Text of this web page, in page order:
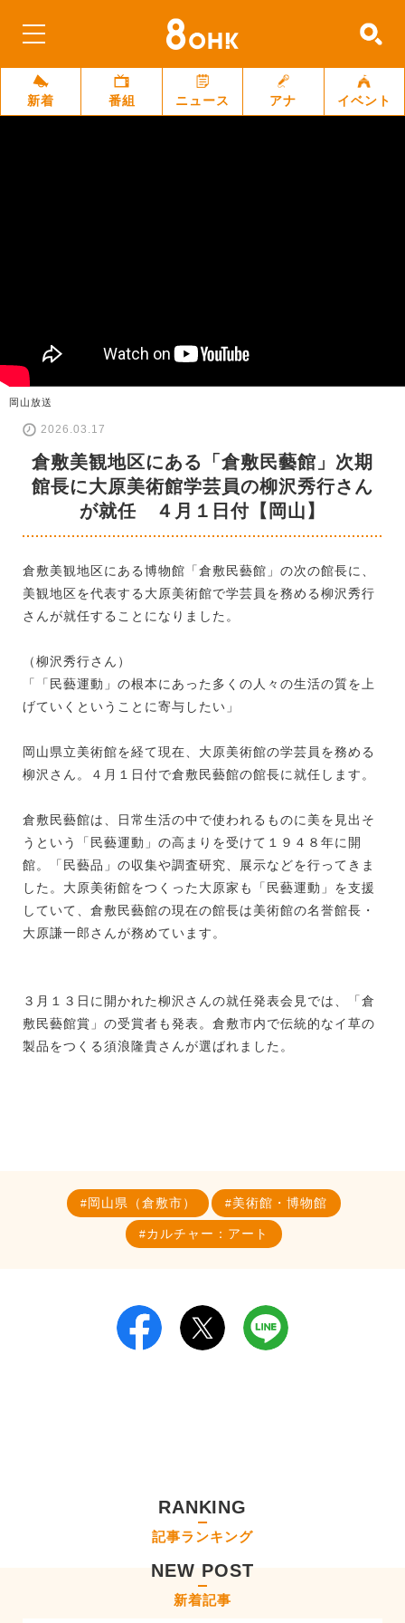
新着 番組 ニュース アナ イベント
岡山放送
2026.03.17
倉敷美観地区にある「倉敷民藝館」次期
館長に大原美術館学芸員の柳沢秀行さん
が就任 ４月１日付【岡山】
倉敷美観地区にある博物館「倉敷民藝館」の次の館長に、
美観地区を代表する大原美術館で学芸員を務める柳沢秀行
さんが就任することになりました。
（柳沢秀行さん）
「「民藝運動」の根本にあった多くの人々の生活の質を上
げていくということに寄与したい」
岡山県立美術館を経て現在、大原美術館の学芸員を務める
柳沢さん。４月１日付で倉敷民藝館の館長に就任します。
倉敷民藝館は、日常生活の中で使われるものに美を見出そ
うという「民藝運動」の高まりを受けて１９４８年に開
館。「民藝品」の収集や調査研究、展示などを行ってきま
した。大原美術館をつくった大原家も「民藝運動」を支援
していて、倉敷民藝館の現在の館長は美術館の名誉館長・
大原謙一郎さんが務めています。
３月１３日に開かれた柳沢さんの就任発表会見では、「倉
敷民藝館賞」の受賞者も発表。倉敷市内で伝統的なイ草の
製品をつくる須浪隆貴さんが選ばれました。
岡山県（倉敷市） 美術館・博物館
カルチャー：アート
RANKING
記事ランキング
NEW POST
新着記事